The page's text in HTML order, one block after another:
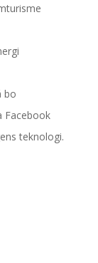
bo
Facebook
teknologi.